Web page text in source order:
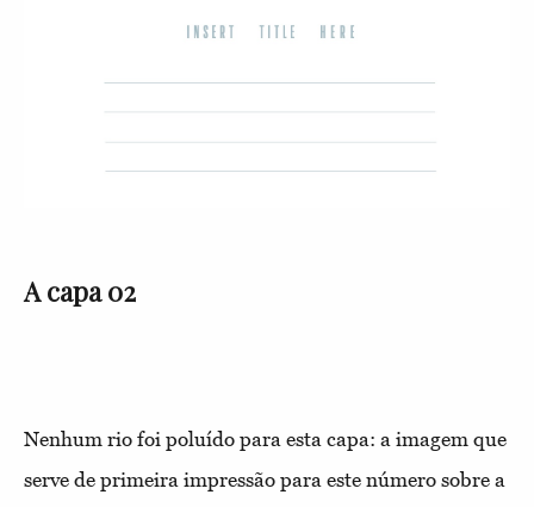
A capa 02
Nenhum rio foi poluído para esta capa: a imagem que
serve de primeira impressão para este número sobre a